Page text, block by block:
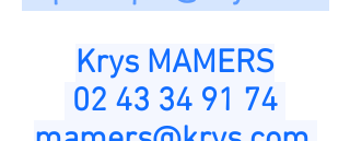
Krys MAMERS
02 43 34 91 74